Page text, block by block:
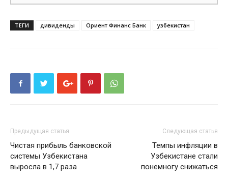
ТЕГИ дивиденды Ориент Финанс Банк узбекистан
Предыдущая статья
Чистая прибыль банковской
системы Узбекистана
выросла в 1,7 раза
Следующая статья
Темпы инфляции в
Узбекистане стали
понемногу снижаться